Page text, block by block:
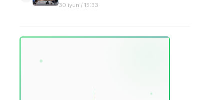
30 iyun / 15:33